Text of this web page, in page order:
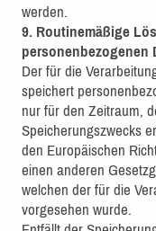
werden.
9. Routinemäßige
personenbezogenen
Der für die
speichert
nur für den Zeitraum,
Speicherungszwecks
den Europäischen
einen anderen
welchen der für die
vorgesehen wurde.